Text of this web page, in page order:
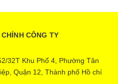
CÔNG TY
32T Khu Phố 4, Phường Tân
Quận 12, Thành phố Hồ chí